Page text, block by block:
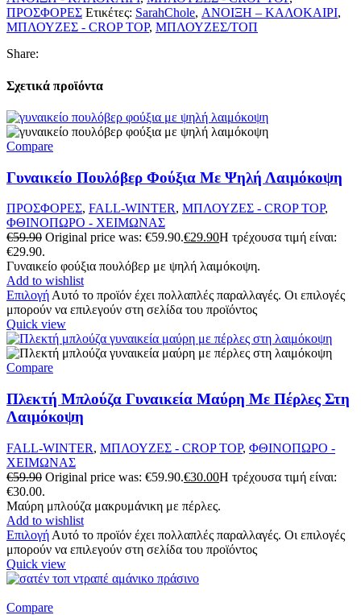
ΠΡΟΣΦΟΡΕΣ Ετικέτες: SarahChole, ΑΝΟΙΞΗ – ΚΑΛΟΚΑΙΡΙ,
ΜΠΛΟΥΖΕΣ - CROP TOP, ΜΠΛΟΥΖΕΣ/ΤΟΠ
Share:
Σχετικά προϊόντα
Compare
Γυναικείο Πουλόβερ Φούξια Με Ψηλή Λαιμόκοψη
ΠΡΟΣΦΟΡΕΣ, FALL-WINTER, ΜΠΛΟΥΖΕΣ - CROP TOP,
ΦΘΙΝΟΠΩΡΟ - ΧΕΙΜΩΝΑΣ
€59.90 Original price was: €59.90.€29.90Η τρέχουσα τιμή είναι:
€29.90.
Γυναικείο φούξια πουλόβερ με ψηλή λαιμόκοψη.
Add to wishlist
ΕπιλογήΑυτό το προϊόν έχει πολλαπλές παραλλαγές. Οι επιλογές
μπορούν να επιλεγούν στη σελίδα του προϊόντος
Quick view
Compare
Πλεκτή Μπλούζα Γυναικεία Μαύρη Με Πέρλες Στη
Λαιμόκοψη
FALL-WINTER, ΜΠΛΟΥΖΕΣ - CROP TOP, ΦΘΙΝΟΠΩΡΟ -
ΧΕΙΜΩΝΑΣ
€59.90 Original price was: €59.90.€30.00Η τρέχουσα τιμή είναι:
€30.00.
Μαύρη μπλούζα μακρυμάνικη με πέρλες.
Add to wishlist
Επιλογή Αυτό το προϊόν έχει πολλαπλές παραλλαγές. Οι επιλογές
μπορούν να επιλεγούν στη σελίδα του προϊόντος
Quick view
Compare